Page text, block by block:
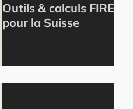
Outils & calculs FIRE
pour la Suisse